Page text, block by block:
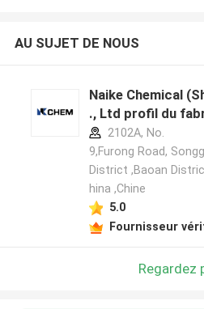
AU SUJET DE NOUS
Naike Chemical
., Ltd profil du
2102A, No.
9,Furong Road,
District ,Baoan
hina ,Chine
5.0
Fournisseur
Regardez